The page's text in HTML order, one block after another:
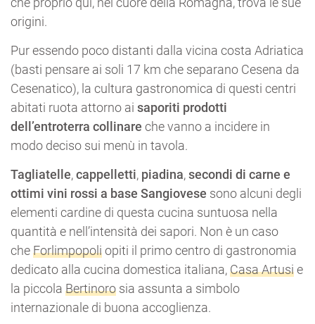
origini.
Pur essendo poco distanti dalla vicina costa Adriatica
(basti pensare ai soli 17 km che separano Cesena da
Cesenatico), la cultura gastronomica di questi centri
abitati ruota attorno ai saporiti prodotti
dell’entroterra collinare che vanno a incidere in
modo deciso sui menù in tavola.
Tagliatelle,cappelletti, piadina,secondi di carne e
ottimi vini rossi a base Sangiovese sono alcuni degli
elementi cardine di questa cucina suntuosa nella
quantità e nell’intensità dei sapori. Non è un caso
cheForlimpopoliopiti il primo centro di gastronomia
dedicato alla cucina domestica italiana,Casa Artusie
la piccola Bertinoro sia assunta a simbolo
internazionale di buona accoglienza.